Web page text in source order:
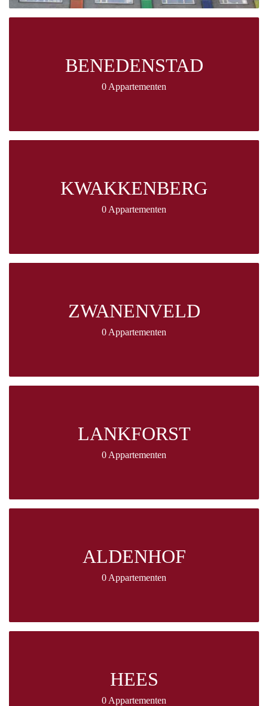
BENEDENSTAD
0 Appartementen
KWAKKENBERG
0 Appartementen
ZWANENVELD
0 Appartementen
LANKFORST
0 Appartementen
ALDENHOF
0 Appartementen
HEES
0 Appartementen